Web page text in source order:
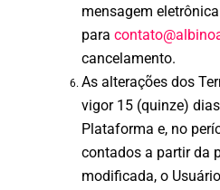
mensagem eletrônica
para
cancelamento.
As alterações dos
vigor 15 (quinze)
Plataforma e, no
contados a partir da
modificada, o